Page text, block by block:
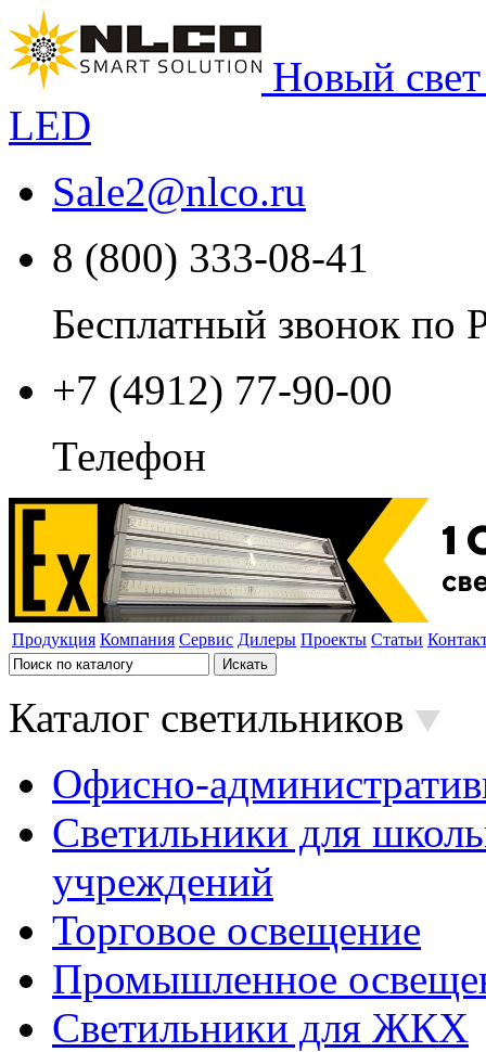
Новый
LED
Sale2@nlco.ru
8 (800) 333-08-41
Бесплатный звонок по
+7 (4912) 77-90-00
Телефон
Продукция Компания Сервис Дилеры Проекты Статьи
Каталог светильников
Офисно-
Светильники для
учреждений
Торговое освещение
Промышленное
Светильники для ЖКХ